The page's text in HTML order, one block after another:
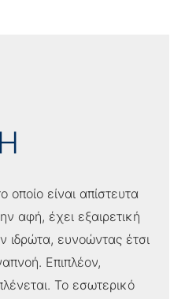
είναι απίστευτα
αφή, έχει εξαιρετική
ιδρώτα, ευνοώντας έτσι
Επιπλέον,
Το εσωτερικό